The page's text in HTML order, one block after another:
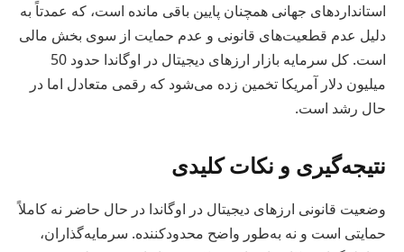
استانداردهای جهانی همچنان پایین باقی مانده است، که عمدتاً به
دلیل عدم قطعیت‌های قانونی و عدم حمایت از سوی بخش مالی
است. کل سرمایه بازار ارزهای دیجیتال در اوگاندا حدود 50
میلیون دلار آمریکا تخمین زده می‌شود که رقمی متعادل اما در
حال رشد است.
نتیجه‌گیری و نکات کلیدی
وضعیت قانونی ارزهای دیجیتال در اوگاندا در حال حاضر نه کاملاً
حمایتی است و نه به‌طور واضح محدودکننده. سرمایه‌گذاران،